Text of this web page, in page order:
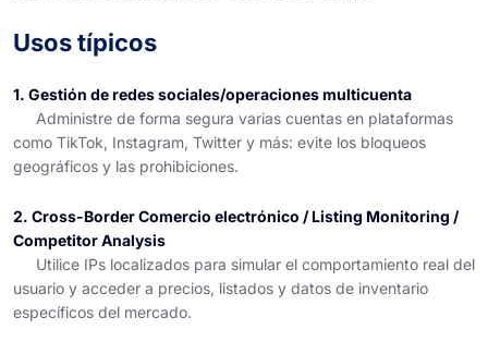
Usos típicos
1. Gestión de redes sociales/operaciones multicuenta
Administre de forma segura varias cuentas en plataformas
como TikTok, Instagram, Twitter y más: evite los bloqueos
geográficos y las prohibiciones.
2. Cross-Border Comercio electrónico / Listing Monitoring /
Competitor Analysis
Utilice IPs localizados para simular el comportamiento real del
usuario y acceder a precios, listados y datos de inventario
específicos del mercado.